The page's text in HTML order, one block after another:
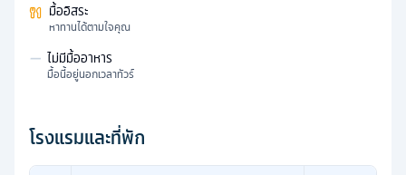
มื้ออิสระ
หาทานได้ตามใจคุณ
— ไม่มีมื้ออาหาร
มื้อนี้อยู่นอกเวลาทัวร์
โรงแรมและที่พัก